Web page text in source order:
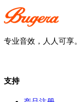
专业音效，人人可享
支持